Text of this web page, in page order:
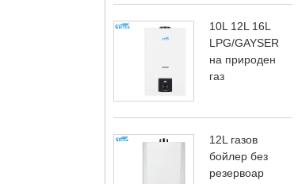
10L 12L 16L
LPG/GAYSER
на природен
газ
12L газов
бойлер без
резервоар